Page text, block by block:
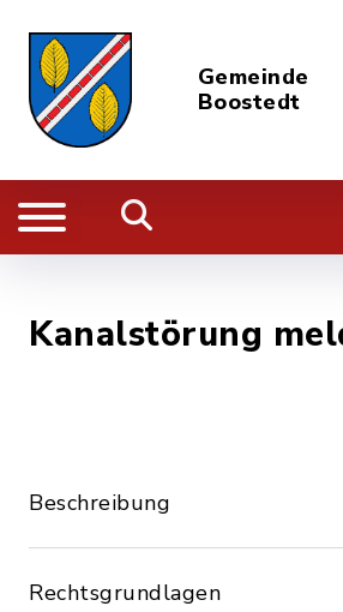
Gemeinde
Boostedt
Kanalstörung
Beschreibung
Rechtsgrundlagen